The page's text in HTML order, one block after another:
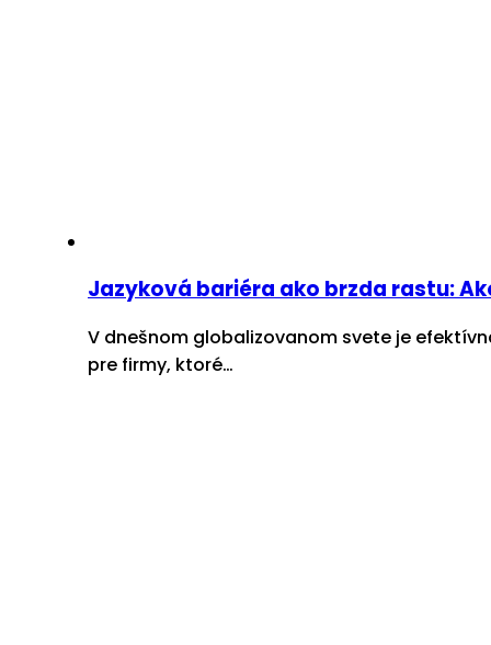
Jazyková bariéra ako brzda rastu:
V dnešnom globalizovanom svete je
pre firmy, ktoré…